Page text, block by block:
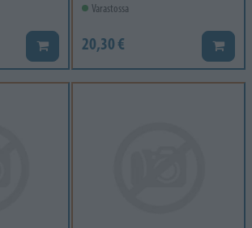
Lisää koriin
Varastossa
20,30 € Lisää